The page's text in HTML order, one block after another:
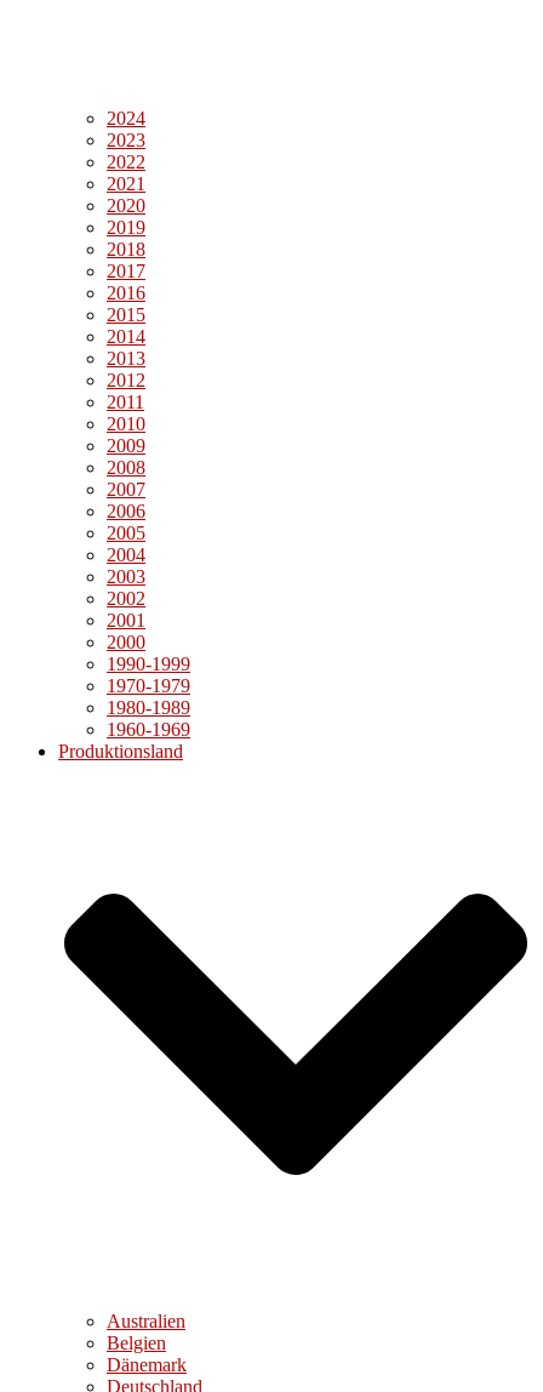
2024
2023
2022
2021
2020
2019
2018
2017
2016
2015
2014
2013
2012
2011
2010
2009
2008
2007
2006
2005
2004
2003
2002
2001
2000
1990-1999
1970-1979
1980-1989
1960-1969
Produktionsland
Australien
Belgien
Dänemark
Deutschland